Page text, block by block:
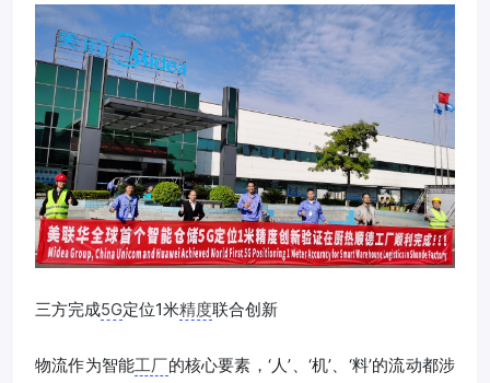
三方完成5G定位1米精度联合创新
物流作为智能工厂的核心要素，‘人’、‘机’、‘料’的流动都涉